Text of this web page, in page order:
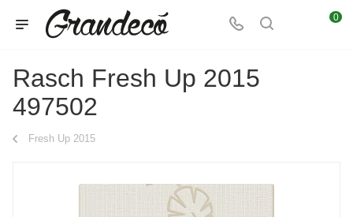
0
Rasch Fresh Up 2015
497502
Fresh Up 2015